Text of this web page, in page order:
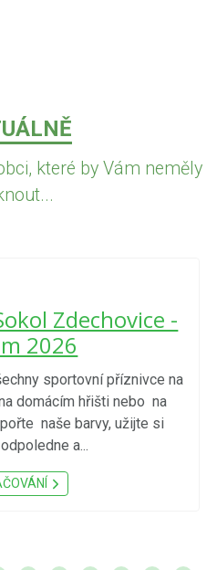
které by Vám neměly
Zdechovice -
2026
sportovní příznivce na
domácím hřišti nebo na
naše barvy, užijte si
a...